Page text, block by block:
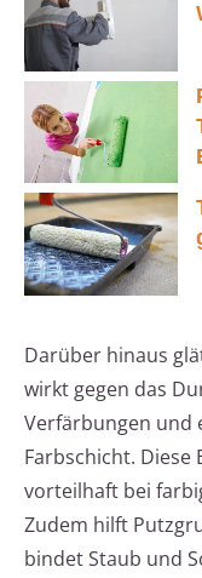
Darüber hinaus
wirkt gegen das
Verfärbungen und
Farbschicht. Diese
vorteilhaft bei
Zudem hilft
bindet Staub und